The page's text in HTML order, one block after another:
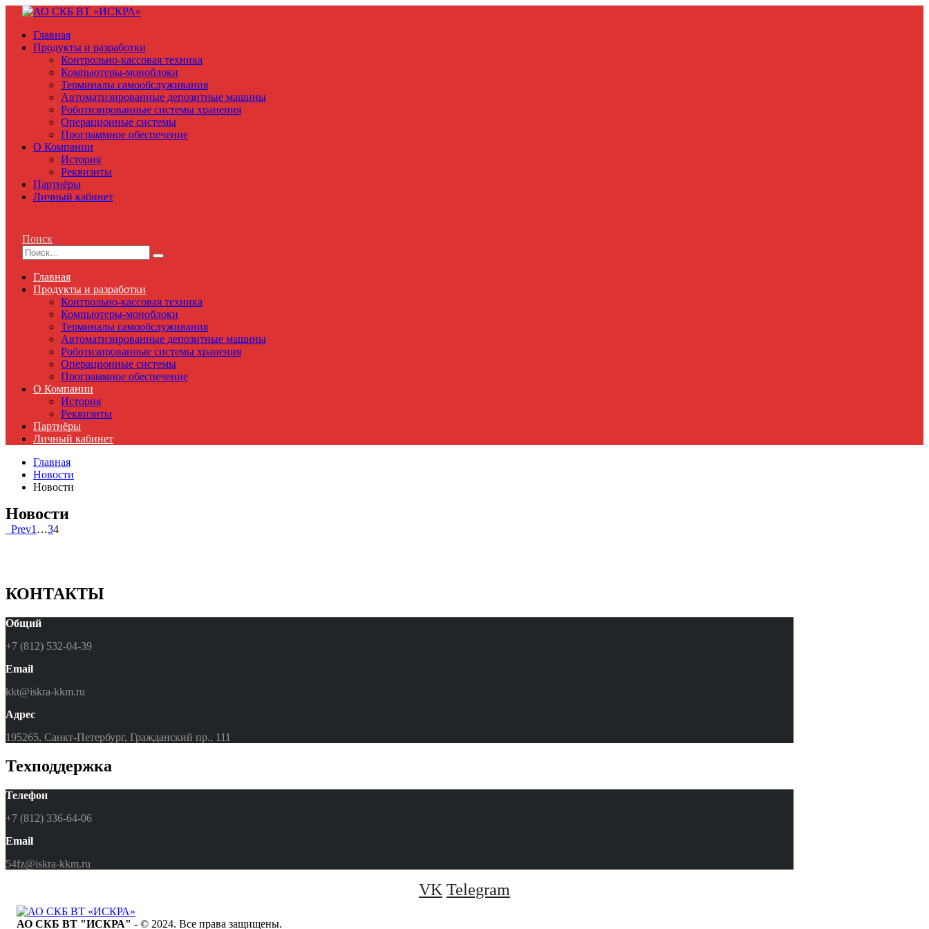
Главная
Продукты и разработки
Контрольно-кассовая техника
Компьютеры-моноблоки
Терминалы самообслуживания
Автоматизированные депозитные машины
Роботизированные системы хранения
Операционные системы
Программное обеспечение
О Компании
История
Реквизиты
Партнёры
Личный кабинет
Поиск
Главная
Продукты и разработки
Контрольно-кассовая техника
Компьютеры-моноблоки
Терминалы самообслуживания
Автоматизированные депозитные машины
Роботизированные системы хранения
Операционные системы
Программное обеспечение
О Компании
История
Реквизиты
Партнёры
Личный кабинет
Главная
Новости
Новости
Новости
Prev1 …34
КОНТАКТЫ
Общий
+7 (812) 532-04-39
Email
kkt@iskra-kkm.ru
Адрес
195265, Санкт-Петербург, Гражданский пр., 111
Техподдержка
Телефон
+7 (812) 336-64-06
Email
54fz@iskra-kkm.ru
VK Telegram
АО СКБ ВТ "ИСКРА" - © 2024. Все права защищены.